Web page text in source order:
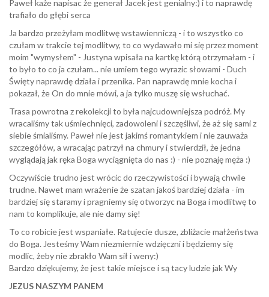
Paweł każe napisac że generał Jacek jest genialny:) i to naprawdę
trafiało do głębi serca
Ja bardzo przeżyłam modlitwę wstawienniczą - i to wszystko co
czułam w trakcie tej modlitwy, to co wydawało mi się przez moment
moim "wymysłem" - Justyna wpisała na kartkę którą otrzymałam - i
to było to co ja czułam... nie umiem tego wyrazic słowami - Duch
Święty naprawdę działa i przenika. Pan naprawdę mnie kocha i
pokazał, że On do mnie mówi, a ja tylko muszę się wsłuchać.
Trasa powrotna z rekolekcji to była najcudowniejsza podróż. My
wracaliśmy tak uśmiechnięci, zadowoleni i szczęśliwi, że aż się sami z
siebie śmialiśmy. Paweł nie jest jakimś romantykiem i nie zauważa
szczegółów, a wracając patrzył na chmury i stwierdził, że jedna
wyglądają jak ręka Boga wyciągnięta do nas :) - nie poznaję męża :)
Oczywiście trudno jest wrócic do rzeczywistości i bywają chwile
trudne. Nawet mam wrażenie że szatan jakoś bardziej działa - im
bardziej się staramy i pragniemy się otworzyc na Boga i modlitwę to
nam to komplikuje, ale nie damy się!
To co robicie jest wspaniałe. Ratujecie dusze, zbliżacie małżeństwa
do Boga. Jesteśmy Wam niezmiernie wdzięczni i będziemy się
modlic, żeby nie zbrakło Wam sił i weny:)
Bardzo dziękujemy, że jest takie miejsce i są tacy ludzie jak Wy
JEZUS NASZYM PANEM